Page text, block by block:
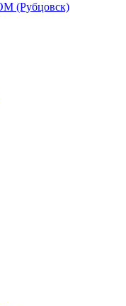
(Рубцовск)